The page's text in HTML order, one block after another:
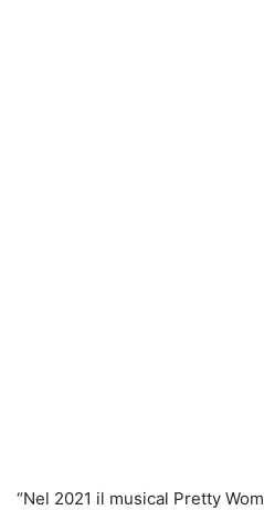
“Nel 2021 il musical Pretty